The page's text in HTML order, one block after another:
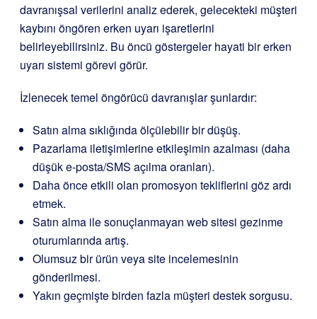
davranışsal verilerini analiz ederek, gelecekteki müşteri
kaybını öngören erken uyarı işaretlerini
belirleyebilirsiniz. Bu öncü göstergeler hayati bir erken
uyarı sistemi görevi görür.
İzlenecek temel öngörücü davranışlar şunlardır:
Satın alma sıklığında ölçülebilir bir düşüş.
Pazarlama iletişimlerine etkileşimin azalması (daha
düşük e-posta/SMS açılma oranları).
Daha önce etkili olan promosyon tekliflerini göz ardı
etmek.
Satın alma ile sonuçlanmayan web sitesi gezinme
oturumlarında artış.
Olumsuz bir ürün veya site incelemesinin
gönderilmesi.
Yakın geçmişte birden fazla müşteri destek sorgusu.